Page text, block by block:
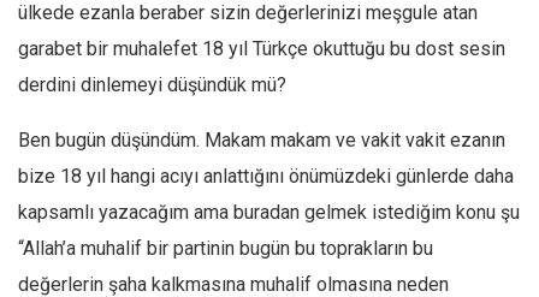
» Yazar arşivi
Kategoriler
Kitap
Karisi kitap sualleri
ülkede ezanla beraber sizin değerlerinizi meşgule atan
garabet bir muhalefet 18 yıl Türkçe okuttuğu bu dost sesin
derdini dinlemeyi düşündük mü?
Ben bugün düşündüm. Makam makam ve vakit vakit ezanın
bize 18 yıl hangi acıyı anlattığını önümüzdeki günlerde daha
kapsamlı yazacağım ama buradan gelmek istediğim konu şu
“Allah’a muhalif bir partinin bugün bu toprakların bu
değerlerin şaha kalkmasına muhalif olmasına neden